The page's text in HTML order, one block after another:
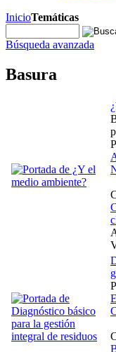
InicioTemáticas
Búsqueda avanzada
Basura